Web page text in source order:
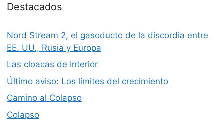
Destacados
Nord Stream 2, el gasoducto de la discordia entre
EE. UU., Rusia y Europa
Las cloacas de Interior
Último aviso: Los límites del crecimiento
Camino al Colapso
Colapso